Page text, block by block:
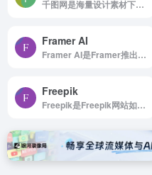
千图网是海量设计素材下载！无限灵感轻松设计
Framer AI
Framer AI是Framer推出的AI网站自动设计、生成和上线
Freepik
Freepik是Freepik网站如何使用 浏览...